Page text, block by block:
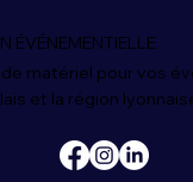
ÉVÉNEMENTIELLE
matériel pour vos
et la région